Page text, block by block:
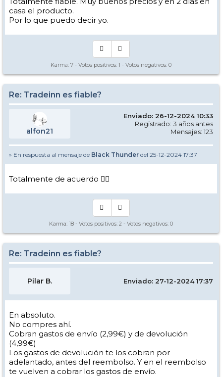
casa el producto.
Por lo que puedo decir yo.
Karma: 7 - Votos positivos: 1 - Votos negativos: 0
Re: Tradeinn es fiable?
alfon21
Enviado: 26-12-2024 10:33
Registrado: 3 años antes
Mensajes: 123
» En respuesta al mensaje de Black Thunder del 25-12-2024 17:37
Totalmente de acuerdo 👍🏻
Karma: 18 - Votos positivos: 2 - Votos negativos: 0
Re: Tradeinn es fiable?
Pilar B. Enviado: 27-12-2024 17:37
En absoluto.
No compres ahí.
Cobran gastos de envío (2,99€) y de devolución
(4,99€)
Los gastos de devolución te los cobran por
adelantado, antes del reembolso. Y en el reembolso
te vuelven a cobrar los gastos de envío.